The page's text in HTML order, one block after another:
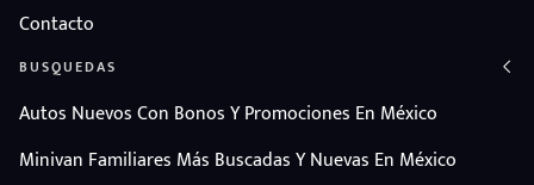
Contacto
BUSQUEDAS
Autos Nuevos Con Bonos Y Promociones En México
Minivan Familiares Más Buscadas Y Nuevas En México